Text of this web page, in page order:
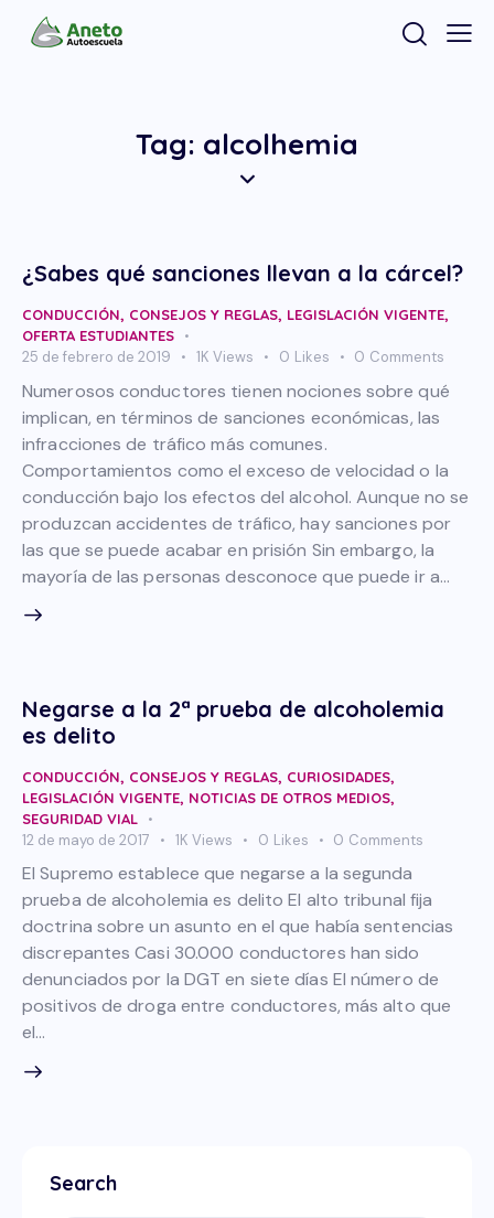
Tag: alcolhemia
¿Sabes qué sanciones llevan a la cárcel?
CONDUCCIÓN, CONSEJOS Y REGLAS, LEGISLACIÓN VIGENTE,
OFERTA ESTUDIANTES
25 de febrero de 2019 1K Views 0 Likes 0 Comments
Numerosos conductores tienen nociones sobre qué
implican, en términos de sanciones económicas, las
infracciones de tráfico más comunes.
Comportamientos como el exceso de velocidad o la
conducción bajo los efectos del alcohol. Aunque no se
produzcan accidentes de tráfico, hay sanciones por
las que se puede acabar en prisión Sin embargo, la
mayoría de las personas desconoce que puede ir a…
Negarse a la 2ª prueba de alcoholemia
es delito
CONDUCCIÓN, CONSEJOS Y REGLAS, CURIOSIDADES,
LEGISLACIÓN VIGENTE, NOTICIAS DE OTROS MEDIOS,
SEGURIDAD VIAL
12 de mayo de 2017 1K Views 0 Likes 0 Comments
El Supremo establece que negarse a la segunda
prueba de alcoholemia es delito El alto tribunal fija
doctrina sobre un asunto en el que había sentencias
discrepantes Casi 30.000 conductores han sido
denunciados por la DGT en siete días El número de
positivos de droga entre conductores, más alto que
el…
Search